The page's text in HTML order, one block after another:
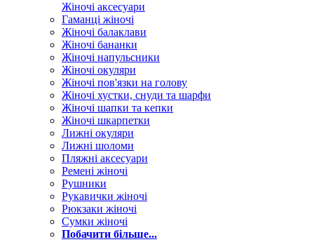
Жіночі аксесуари
Гаманці жіночі
Жіночі балаклави
Жіночі бананки
Жіночі напульсники
Жіночі окуляри
Жіночі пов'язки на голову
Жіночі хустки, снуди та шарфи
Жіночі шапки та кепки
Жіночі шкарпетки
Лижні окуляри
Лижні шоломи
Пляжні аксесуари
Ремені жіночі
Рушники
Рукавички жіночі
Рюкзаки жіночі
Сумки жіночі
Побачити більше...